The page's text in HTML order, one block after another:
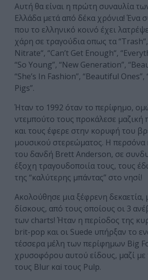
Αυτή θα είναι η πρώτη συναυλία
Ελλάδα μετά από δέκα χρόνια! Ένα
που το ελληνικό κοινό έχει
χάρη σε τραγούδια οπως τα
Nitrate“, “Can’t Get Enough“,
“So Young”, “New Generation”,
“She’s In Fashion”, “Beautiful Ones”,
Pigs”.
Ήταν το 1992 όταν το περίφημο,
ντεμπούτο τους προκάλεσε μαζική
και τους έφερε στην κορυφή του
μουσικού στερεώματος. Η περσόνα
του δανδή Brett Anderson, σε
έξοχη τραγουδοποιία τους, τους
της “καλύτερης μπάντας” στο νησί!
Ακολούθησε μια ξέφρενη δεκαετία,
δίσκους, από τους οποίους οι 3
των charts! Ήταν η περίοδος της
brit-pop και οι Suede υπήρξαν το
τέσσερα μέλη των περίφημων Big
χρυσοφόρου αυτού είδους, μαζί με
τους Blur καi τους Pulp.